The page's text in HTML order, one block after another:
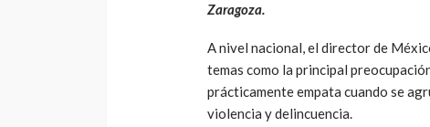
Zaragoza.
A nivel nacional, el director de
temas como la principal
prácticamente empata cuando se
violencia y delincuencia.